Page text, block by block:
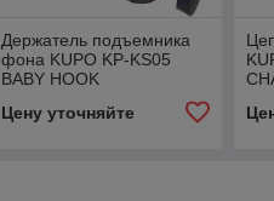
Держатель подъемника
фона KUPO KP-KS05
BABY HOOK
Цену уточняйте